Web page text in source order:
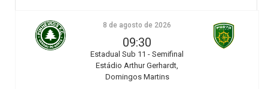
8 de agosto de 2026
09:30
Estadual Sub 11 - Semifinal
Estádio Arthur Gerhardt,
Domingos Martins